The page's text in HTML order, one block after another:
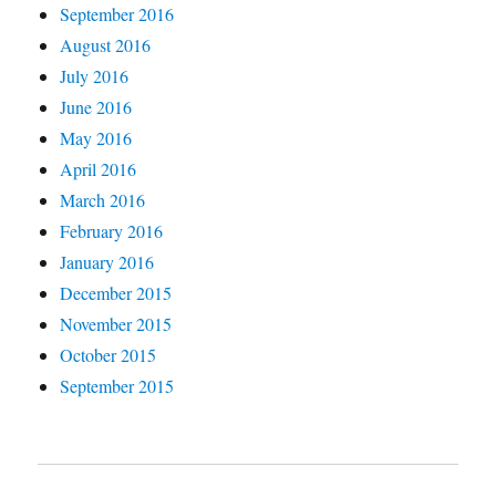
September 2016
August 2016
July 2016
June 2016
May 2016
April 2016
March 2016
February 2016
January 2016
December 2015
November 2015
October 2015
September 2015